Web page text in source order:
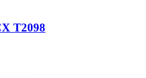
T2098